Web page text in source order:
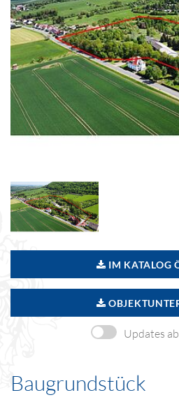
IM KATALOG
Updates
Baugrundstück